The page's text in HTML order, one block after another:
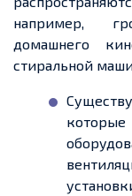
например,
домашнего
стиральной